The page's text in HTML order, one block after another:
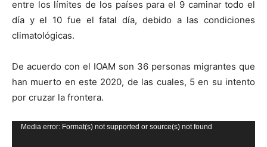
entre los límites de los países para el 9 caminar todo el
día y el 10 fue el fatal día, debido a las condiciones
climatológicas.
De acuerdo con el IOAM son 36 personas migrantes que
han muerto en este 2020, de las cuales, 5 en su intento
por cruzar la frontera.
Reproductor
Media error: Format(s) not supported or source(s) not found